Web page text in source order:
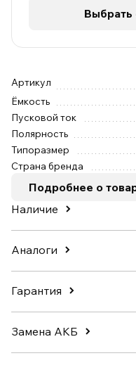
Артикул
Ёмкость
Пусковой ток
Полярность
Типоразмер
Страна бренда
Подробнее о
Наличие
Аналоги
Гарантия
Замена АКБ
Выбрать